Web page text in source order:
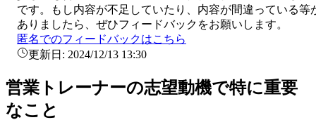
です。もし内容が不足していたり、内容が間違っている等
ありましたら、ぜひフィードバックをお願いします。
匿名でのフィードバックはこちら
更新日: 2024/12/13 13:30
営業トレーナーの志望動機で特に重要
なこと